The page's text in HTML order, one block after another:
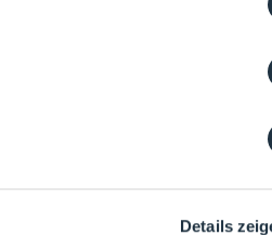
Details